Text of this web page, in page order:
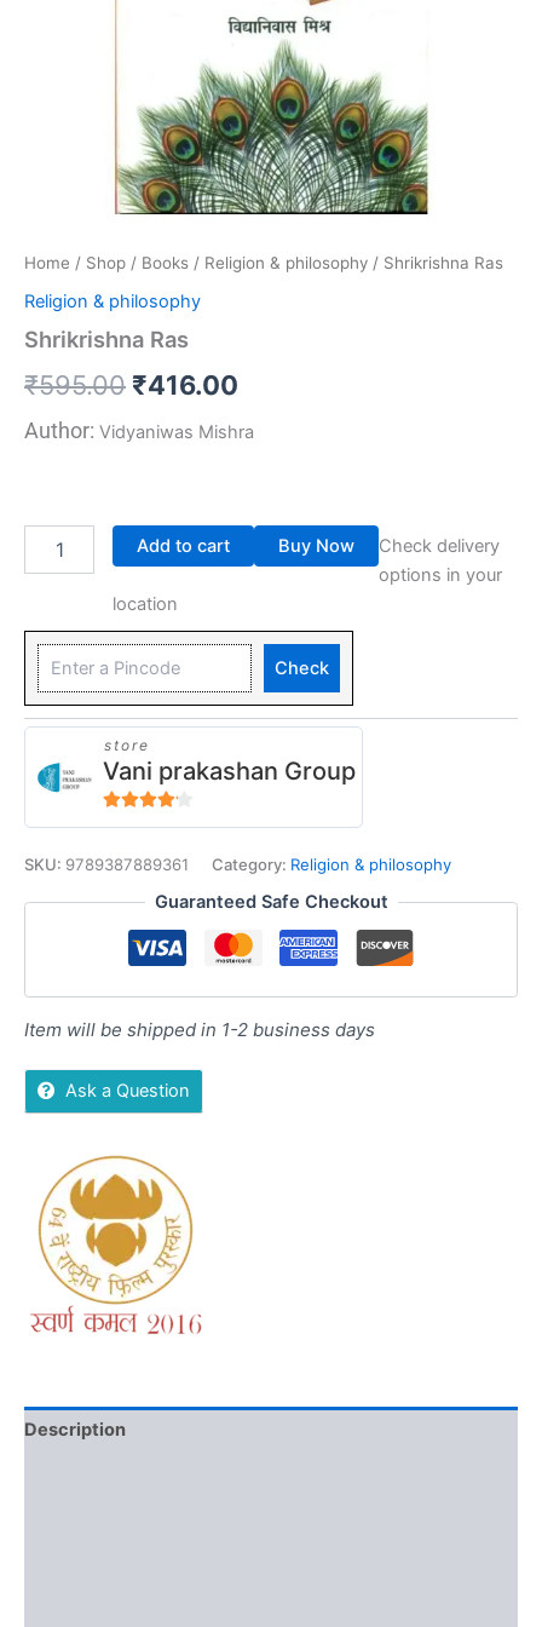
Home / Shop / Books / Religion & philosophy / Shrikrishna Ras
Religion & philosophy
Shrikrishna Ras
₹595.00 ₹416.00
Author: Vidyaniwas Mishra
Add to cart Buy Now
Check delivery
options in your
location
Check
store
Vani prakashan Group
4out of 5
SKU: 9789387889361 Category: Religion & philosophy
Guaranteed Safe Checkout
Item will be shipped in 1-2 business days
Ask a Question
Description